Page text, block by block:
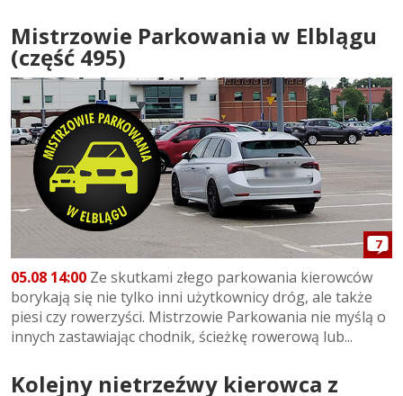
Mistrzowie Parkowania w Elblągu
(część 495)
7
05.08 14:00 Ze skutkami złego parkowania kierowców
borykają się nie tylko inni użytkownicy dróg, ale także
piesi czy rowerzyści. Mistrzowie Parkowania nie myślą o
innych zastawiając chodnik, ścieżkę rowerową lub...
Kolejny nietrzeźwy kierowca z